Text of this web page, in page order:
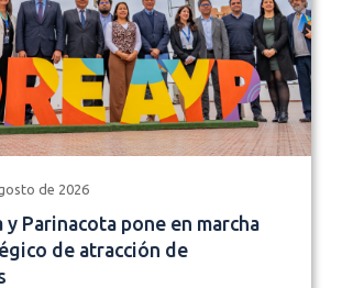
de 2026
y Parinacota pone en marcha
de atracción de